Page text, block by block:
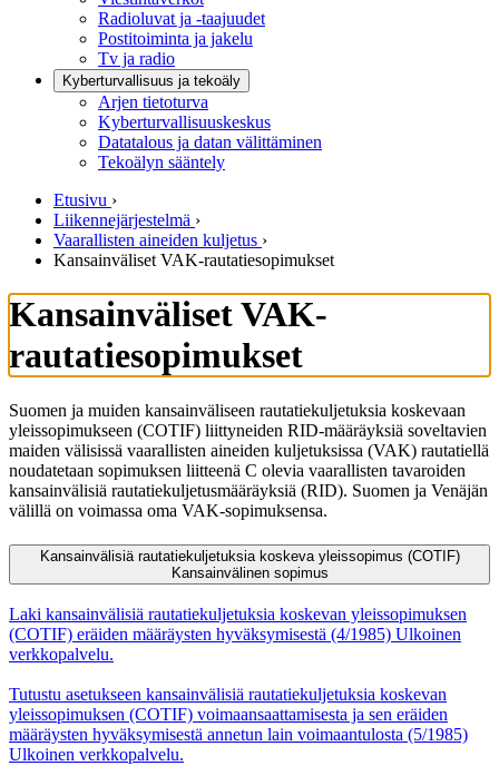
Radioluvat ja -taajuudet
Postitoiminta ja jakelu
Tv ja radio
Kyberturvallisuus ja tekoäly
Arjen tietoturva
Kyberturvallisuuskeskus
Datatalous ja datan välittäminen
Tekoälyn sääntely
Etusivu ›
Liikennejärjestelmä ›
Vaarallisten aineiden kuljetus ›
Kansainväliset VAK-rautatiesopimukset
Kansainväliset VAK-
rautatiesopimukset
Suomen ja muiden kansainväliseen rautatiekuljetuksia koskevaan
yleissopimukseen (COTIF) liittyneiden RID-määräyksiä soveltavien
maiden välisissä vaarallisten aineiden kuljetuksissa (VAK) rautatiellä
noudatetaan sopimuksen liitteenä C olevia vaarallisten tavaroiden
kansainvälisiä rautatiekuljetusmääräyksiä (RID). Suomen ja Venäjän
välillä on voimassa oma VAK-sopimuksensa.
Kansainvälisiä rautatiekuljetuksia koskeva yleissopimus (COTIF)
Kansainvälinen sopimus
Laki kansainvälisiä rautatiekuljetuksia koskevan yleissopimuksen
(COTIF) eräiden määräysten hyväksymisestä (4/1985) Ulkoinen
verkkopalvelu.
Tutustu asetukseen kansainvälisiä rautatiekuljetuksia koskevan
yleissopimuksen (COTIF) voimaansaattamisesta ja sen eräiden
määräysten hyväksymisestä annetun lain voimaantulosta (5/1985)
Ulkoinen verkkopalvelu.